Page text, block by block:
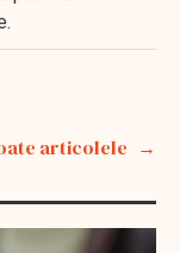
articolele